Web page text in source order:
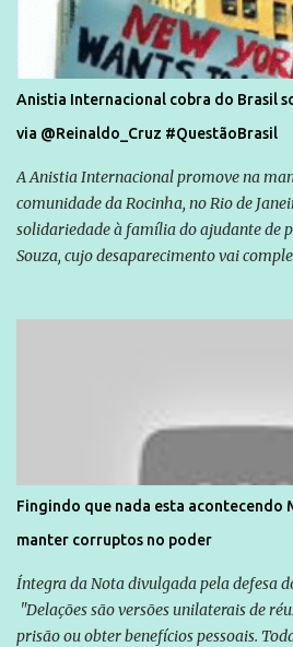
Anistia Internacional cobra do Brasil
via @Reinaldo_Cruz #QuestãoBrasil
A Anistia Internacional promove na
comunidade da Rocinha, no Rio de
solidariedade à família do ajudante de
Souza, cujo desaparecimento vai
são vítimas de violência, estão em
direitos violados. Leia mais: Anistia
solução do caso Amarildo - Terra Brasil
Fingindo que nada esta acontecendo
manter corruptos no poder
Íntegra da Nota divulgada pela defesa
"Delações são versões unilaterais de
prisão ou obter benefícios pessoais.